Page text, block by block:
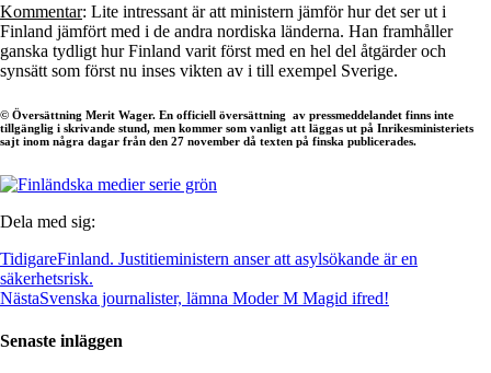
Kommentar: Lite intressant är att ministern jämför hur det ser ut i
Finland jämfört med i de andra nordiska länderna. Han framhåller
ganska tydligt hur Finland varit först med en hel del åtgärder och
synsätt som först nu inses vikten av i till exempel Sverige.
© Översättning Merit Wager. En officiell översättning av pressmeddelandet finns inte
tillgänglig i skrivande stund, men kommer som vanligt att läggas ut på Inrikesministeriets
sajt inom några dagar från den 27 november då texten på finska publicerades.
Dela med sig:
TidigareFinland. Justitieministern anser att asylsökande är en
säkerhetsrisk.
NästaSvenska journalister, lämna Moder M Magid ifred!
Senaste inläggen